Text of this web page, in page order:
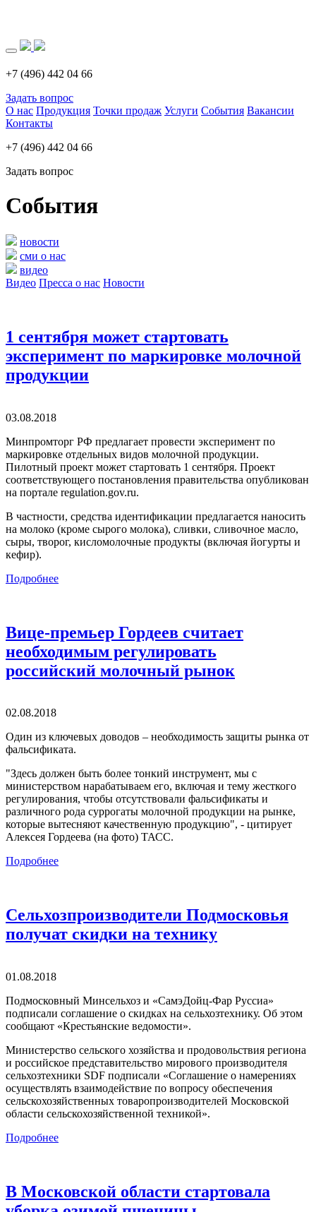
+7 (496) 442 04 66
Задать вопрос
О нас Продукция Точки продаж Услуги События Вакансии
Контакты
+7 (496) 442 04 66
Задать вопрос
События
новости
сми о нас
видео
Видео Пресса о нас Новости
1 сентября может стартовать
эксперимент по маркировке молочной
продукции
03.08.2018
Минпромторг РФ предлагает провести эксперимент по
маркировке отдельных видов молочной продукции.
Пилотный проект может стартовать 1 сентября. Проект
соответствующего постановления правительства опубликован
на портале regulation.gov​​​.ru.
В частности, средства идентификации предлагается наносить
на молоко (кроме сырого молока), сливки, сливочное масло,
сыры, творог, кисломолочные продукты (включая йогурты и
кефир).
Подробнее
Вице-премьер Гордеев считает
необходимым регулировать
российский молочный рынок
02.08.2018
Один из ключевых доводов – необходимость защиты рынка от
фальсификата.
"Здесь должен быть более тонкий инструмент, мы с
министерством нарабатываем его, включая и тему жесткого
регулирования, чтобы отсутствовали фальсификаты и
различного рода суррогаты молочной продукции на рынке,
которые вытесняют качественную продукцию", - цитирует
Алексея Гордеева (на фото) ТАСС.
Подробнее
Сельхозпроизводители Подмосковья
получат скидки на технику
01.08.2018
Подмосковный Минсельхоз и «СамэДойц-Фар Руссиа»
подписали соглашение о скидках на сельхозтехнику. Об этом
сообщают «Крестьянские ведомости».
Министерство сельского хозяйства и продовольствия региона
и российское представительство мирового производителя
сельхозтехники SDF подписали «Соглашение о намерениях
осуществлять взаимодействие по вопросу обеспечения
сельскохозяйственных товаропроизводителей Московской
области сельскохозяйственной техникой».
Подробнее
В Московской области стартовала